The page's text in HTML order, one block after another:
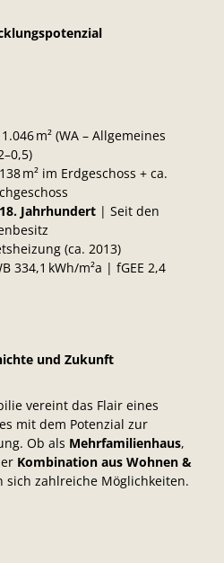
m² (WA – Allgemeines
m² im Erdgeschoss + ca.
18. Jahrhundert| Seit den
(ca. 2013)
334,1 kWh/m²a | fGEE 2,4
und Zukunft
vereint das Flair eines
mit dem Potenzial zur
Ob als Mehrfamilienhaus,
Kombination aus Wohnen &
zahlreiche Möglichkeiten.